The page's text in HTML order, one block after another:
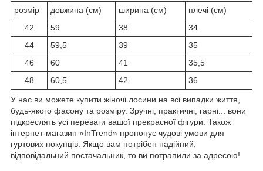
розмір довжина (см) ширина (см) плечі (см)
42
59 38 34
44
59,5 39 35
46
60 41 35,5
48
60,5 42 36
У нас ви можете купити жіночі лосини на всі випадки життя,
будь-якого фасону та розміру. Зручні, практичні, гарні... вони
підкреслять усі переваги вашої прекрасної фігури. Також
інтернет-магазин «InTrend» пропонує чудові умови для
гуртових покупців. Якщо вам потрібен надійний,
відповідальний постачальник, то ви потрапили за адресою!